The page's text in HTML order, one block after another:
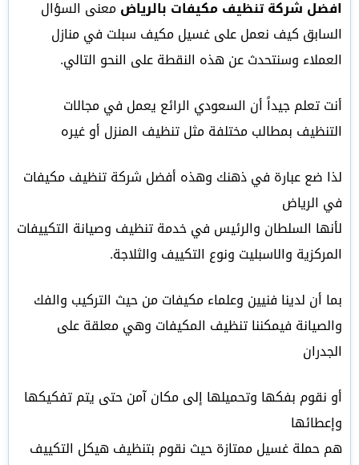
افضل شركة تنظيف مكيفات بالرياضمعنى السؤال
السابق كيف نعمل على غسيل مكيف سبلت في منازل
العملاء وسنتحدث عن هذه النقطة على النحو التالي.
أنت تعلم جيداً أن السعودي الرائع يعمل في مجالات
التنظيف بمطالب مختلفة مثل تنظيف المنزل أو غيره
لذا ضع عبارة في ذهنك وهذه أفضل شركة تنظيف مكيفات
في الرياض
لأنها السلطان والرئيس في خدمة تنظيف وصيانة التكييفات
المركزية والاسبليت ونوع التكييف والثلاجة.
بما أن لدينا فنيين وعلماء مكيفات من حيث التركيب والفك
والصيانة فيمكننا تنظيف المكيفات وهي معلقة على
الجدران
أو نقوم بفكها وتحميلها إلى مكان آمن حتى يتم تفكيكها
وإعطائها
هم حملة غسيل ممتازة حيث نقوم بتنظيف هيكل التكييف